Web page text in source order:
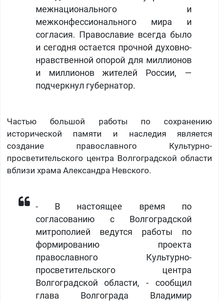
межнационального и
межконфессионального мира и
согласия. Православие всегда было
и сегодня остается прочной духовно-
нравственной опорой для миллионов
и миллионов жителей России, —
подчеркнул губернатор.
Частью большой работы по сохранению
исторической памяти и наследия является
создание православного Культурно-
просветительского центра Волгоградской области
вблизи храма Александра Невского.
- В настоящее время по
согласованию с Волгоградской
митрополией ведутся работы по
формированию проекта
православного Культурно-
просветительского центра
Волгоградской области, - сообщил
глава Волгограда Владимир